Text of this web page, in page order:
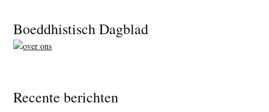
Footer
Boeddhistisch Dagblad
Recente berichten